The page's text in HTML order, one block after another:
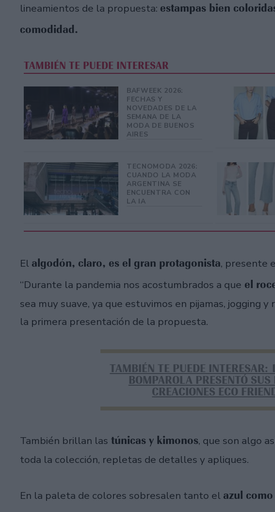
lineamientos de la propuesta: estampas bien
comodidad.
TAMBIÉN TE PUEDE INTERESAR
BAFWEEK 2026:
FECHAS Y
NOVEDADES DE LA
SEMANA DE LA
MODA DE BUENOS
AIRES
TECNOMODA 2026:
CUANDO LA MODA
ARGENTINA SE
ENCUENTRA CON
LA IA
El algodón, claro, es el gran protagonista, presente
“Durante la pandemia nos acostumbrados a que el
sea muy suave, ya que estuvimos en pijamas, jogging
la primera presentación de la propuesta.
TAMBIÉN TE PUEDE INTERESAR:
BOMPAROLA PRESENTÓ SUS
CREACIONES ECO
También brillan las túnicas y kimonos, que son algo
toda la colección, repletas de detalles y apliques.
En la paleta de colores sobresalen tanto el azul